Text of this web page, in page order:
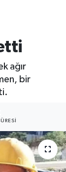
ağır
bir